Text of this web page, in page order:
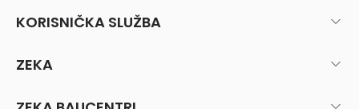
KORISNIČKA SLUŽBA
ZEKA